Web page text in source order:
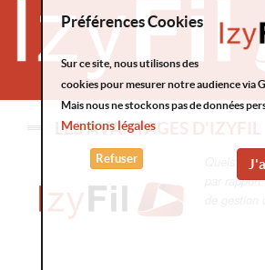
LES AVANTAGES D'IZYFIL
Quels
par
Préférences Cookies
Sur ce site, nous utilisons des
cookies pour mesurer notre audience via
Mais nous ne stockons pas de données
Mentions légales
Refuser